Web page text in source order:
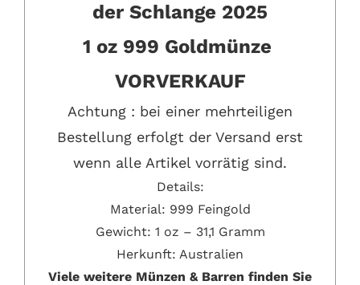
der Schlange 2025
1 oz 999 Goldmünze
VORVERKAUF
Achtung : bei einer mehrteiligen
Bestellung erfolgt der Versand erst
wenn alle Artikel vorrätig sind.
Details:
Material: 999 Feingold
Gewicht: 1 oz – 31,1 Gramm
Herkunft: Australien
Viele weitere Münzen & Barren finden Sie